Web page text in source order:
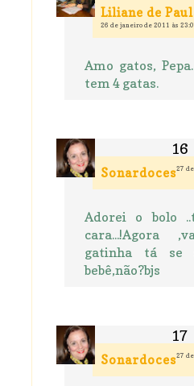
Liliane de
26 de janeiro de 2011 às
Amo gatos,
tem 4 gatas.
Sonardoces27
Adorei o bolo
cara...!Agora
gatinha tá se
bebê,não?bjs
Sonardoces27